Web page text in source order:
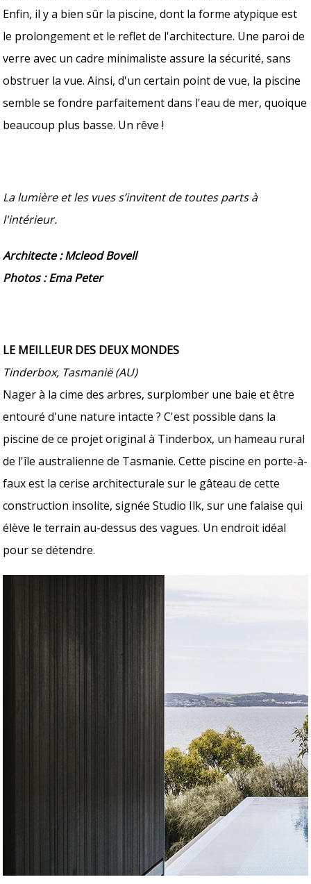
Enfin, il y a bien sûr la piscine, dont la forme atypique est
le prolongement et le reflet de l'architecture. Une paroi de
verre avec un cadre minimaliste assure la sécurité, sans
obstruer la vue. Ainsi, d'un certain point de vue, la piscine
semble se fondre parfaitement dans l'eau de mer, quoique
beaucoup plus basse. Un rêve !
La lumière et les vues s’invitent de toutes parts à
l'intérieur.
Architecte : Mcleod Bovell
Photos : Ema Peter
LE MEILLEUR DES DEUX MONDES
Tinderbox, Tasmanië (AU)
Nager à la cime des arbres, surplomber une baie et être
entouré d'une nature intacte ? C'est possible dans la
piscine de ce projet original à Tinderbox, un hameau rural
de l'île australienne de Tasmanie. Cette piscine en porte-à-
faux est la cerise architecturale sur le gâteau de cette
construction insolite, signée Studio Ilk, sur une falaise qui
élève le terrain au-dessus des vagues. Un endroit idéal
pour se détendre.